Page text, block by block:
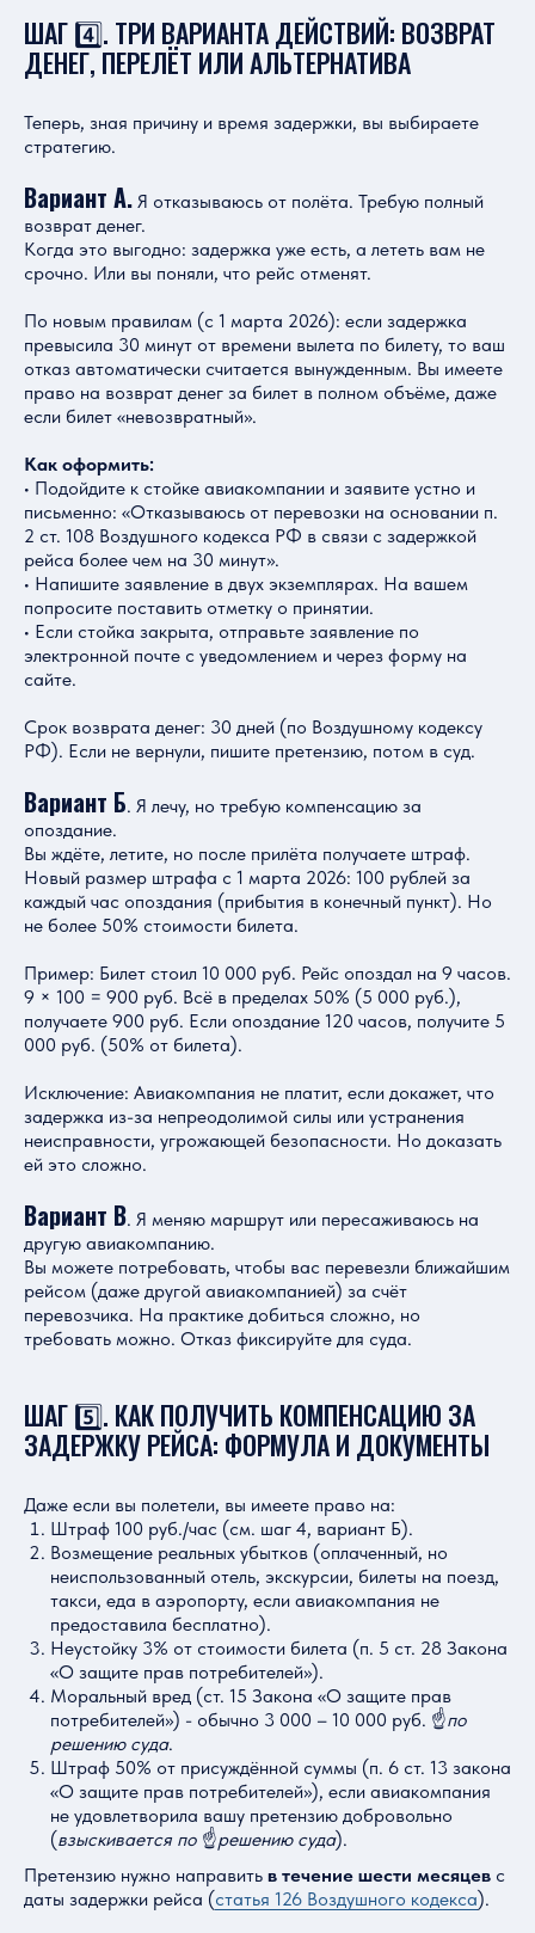
ШАГ 4️⃣. ТРИ ВАРИАНТА ДЕЙСТВИЙ: ВОЗВРАТ
ДЕНЕГ, ПЕРЕЛЁТ ИЛИ АЛЬТЕРНАТИВА
Теперь, зная причину и время задержки, вы выбираете
стратегию.
Вариант А. Я отказываюсь от полёта. Требую полный
возврат денег.
Когда это выгодно: задержка уже есть, а лететь вам не
срочно. Или вы поняли, что рейс отменят.
По новым правилам (с 1 марта 2026): если задержка
превысила 30 минут от времени вылета по билету, то ваш
отказ автоматически считается вынужденным. Вы имеете
право на возврат денег за билет в полном объёме, даже
если билет «невозвратный».
Как оформить:
• Подойдите к стойке авиакомпании и заявите устно и
письменно: «Отказываюсь от перевозки на основании п.
2 ст. 108 Воздушного кодекса РФ в связи с задержкой
рейса более чем на 30 минут».
• Напишите заявление в двух экземплярах. На вашем
попросите поставить отметку о принятии.
• Если стойка закрыта, отправьте заявление по
электронной почте с уведомлением и через форму на
сайте.
Срок возврата денег: 30 дней (по Воздушному кодексу
РФ). Если не вернули, пишите претензию, потом в суд.
Вариант Б. Я лечу, но требую компенсацию за
опоздание.
Вы ждёте, летите, но после прилёта получаете штраф.
Новый размер штрафа с 1 марта 2026: 100 рублей за
каждый час опоздания (прибытия в конечный пункт). Но
не более 50% стоимости билета.
Пример: Билет стоил 10 000 руб. Рейс опоздал на 9 часов.
9 × 100 = 900 руб. Всё в пределах 50% (5 000 руб.),
получаете 900 руб. Если опоздание 120 часов, получите 5
000 руб. (50% от билета).
Исключение: Авиакомпания не платит, если докажет, что
задержка из-за непреодолимой силы или устранения
неисправности, угрожающей безопасности. Но доказать
ей это сложно.
Вариант В. Я меняю маршрут или пересаживаюсь на
другую авиакомпанию.
Вы можете потребовать, чтобы вас перевезли ближайшим
рейсом (даже другой авиакомпанией) за счёт
перевозчика. На практике добиться сложно, но
требовать можно. Отказ фиксируйте для суда.
ШАГ 5️⃣. КАК ПОЛУЧИТЬ КОМПЕНСАЦИЮ ЗА
ЗАДЕРЖКУ РЕЙСА: ФОРМУЛА И ДОКУМЕНТЫ
Даже если вы полетели, вы имеете право на:
Штраф 100 руб./час (см. шаг 4, вариант Б).
Возмещение реальных убытков (оплаченный, но
неиспользованный отель, экскурсии, билеты на поезд,
такси, еда в аэропорту, если авиакомпания не
предоставила бесплатно).
Неустойку 3% от стоимости билета (п. 5 ст. 28 Закона
«О защите прав потребителей»).
Моральный вред (ст. 15 Закона «О защите прав
потребителей») - обычно 3 000 – 10 000 руб. ☝️по
решению суда.
Штраф 50% от присуждённой суммы (п. 6 ст. 13 закона
«О защите прав потребителей»), если авиакомпания
не удовлетворила вашу претензию добровольно
(взыскивается по ☝️решению суда).
Претензию нужно направить в течение шести месяцев с
даты задержки рейса (статья 126 Воздушного кодекса).